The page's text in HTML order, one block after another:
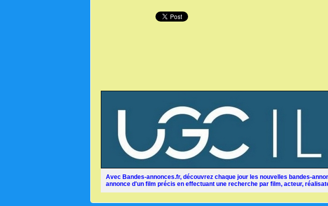
Avec Bandes-annonces.fr, découvrez chaque jour les nouvelles bandes-
annonce d'un film précis en effectuant une recherche par film, acteur,